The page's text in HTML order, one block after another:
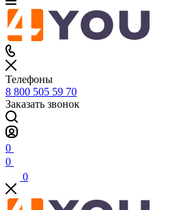
Телефоны
8 800 505 59 70
Заказать звонок
0
0
0